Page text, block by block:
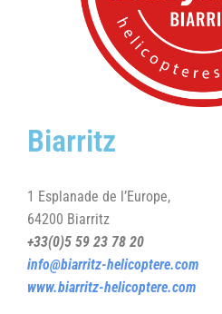
Biarritz
1 Esplanade de l’Europe,
64200 Biarritz
+33(0)5 59 23 78 20
info@biarritz-helicoptere.com
www.biarritz-helicoptere.com